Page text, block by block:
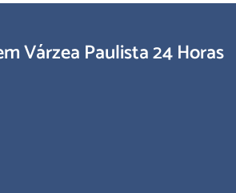
Várzea Paulista 24 Horas